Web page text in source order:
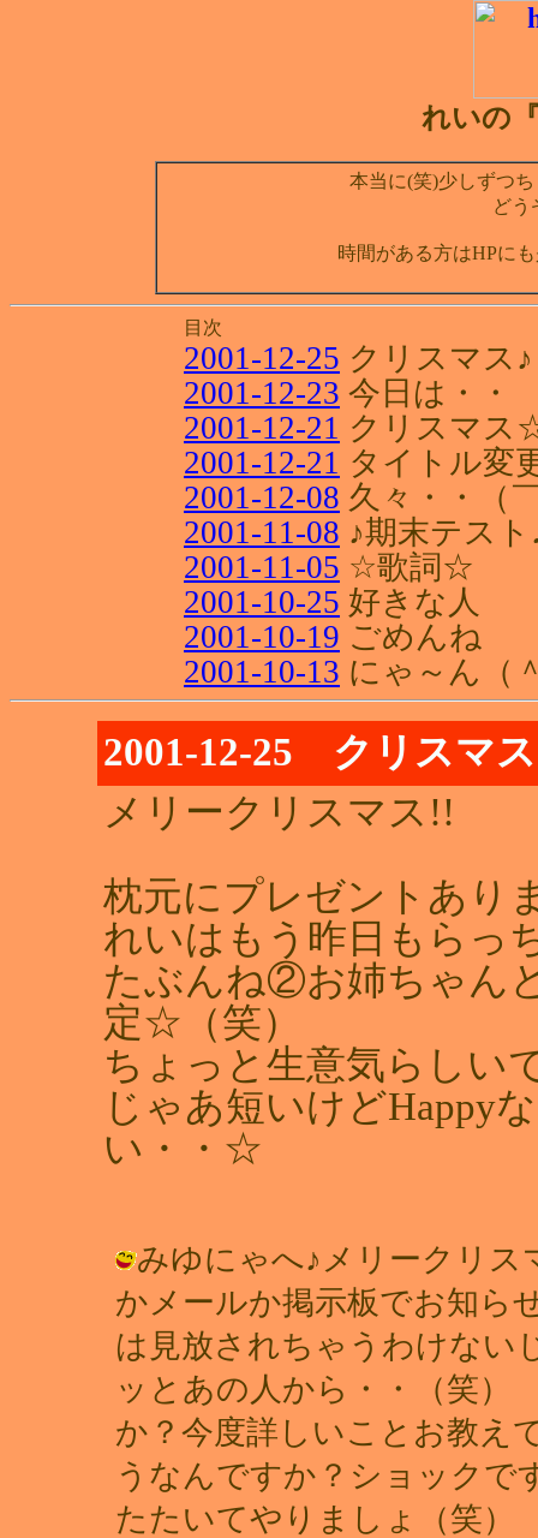
れいの
本当に(笑)少しずつ
どう
時間がある方はHPに
目次
2001-12-25 クリスマス♪
2001-12-23 今日は・・
2001-12-21 クリスマス
2001-12-21 タイトル変
2001-12-08 久々・・（
2001-11-08 ♪期末テスト
2001-11-05 ☆歌詞☆
2001-10-25 好きな人
2001-10-19 ごめんね
2001-10-13 にゃ～ん（
2001-12-25 クリスマ
メリークリスマス!!
枕元にプレゼントあり
れいはもう昨日もらっ
たぶんね②お姉ちゃん
定☆（笑）
ちょっと生意気らしい
じゃあ短いけどHappy
い・・☆
みゆにゃへ♪メリークリス
かメールか掲示板でお知
は見放されちゃうわけない
ッとあの人から・・（笑
か？今度詳しいことお教
うなんですか？ショックで
たたいてやりましょ（笑